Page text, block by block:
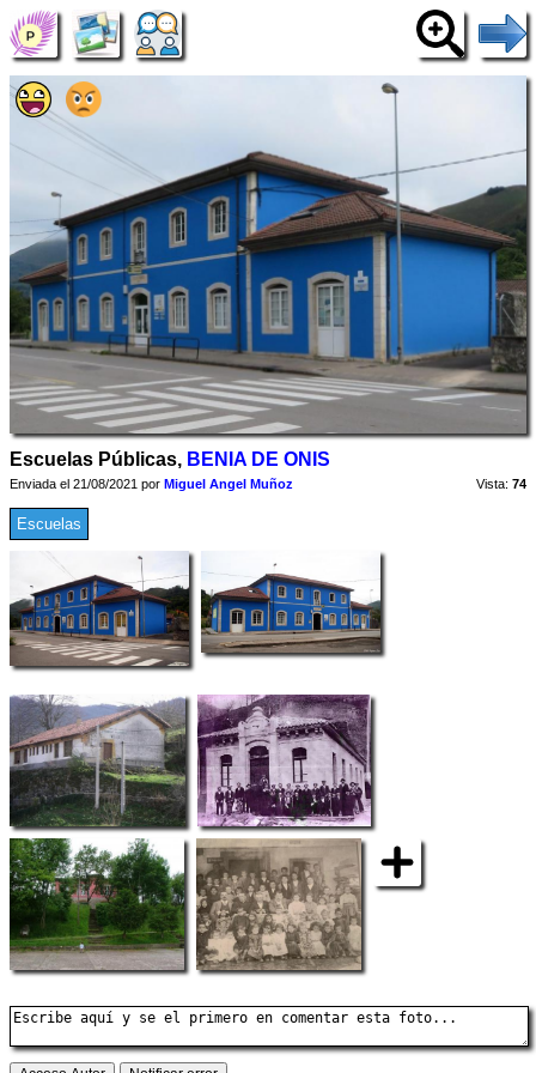
Escuelas Públicas, BENIA DE ONIS
Enviada el 21/08/2021 por Miguel Angel Muñoz Vista: 74
Escuelas